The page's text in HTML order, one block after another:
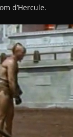
d’Hercule.